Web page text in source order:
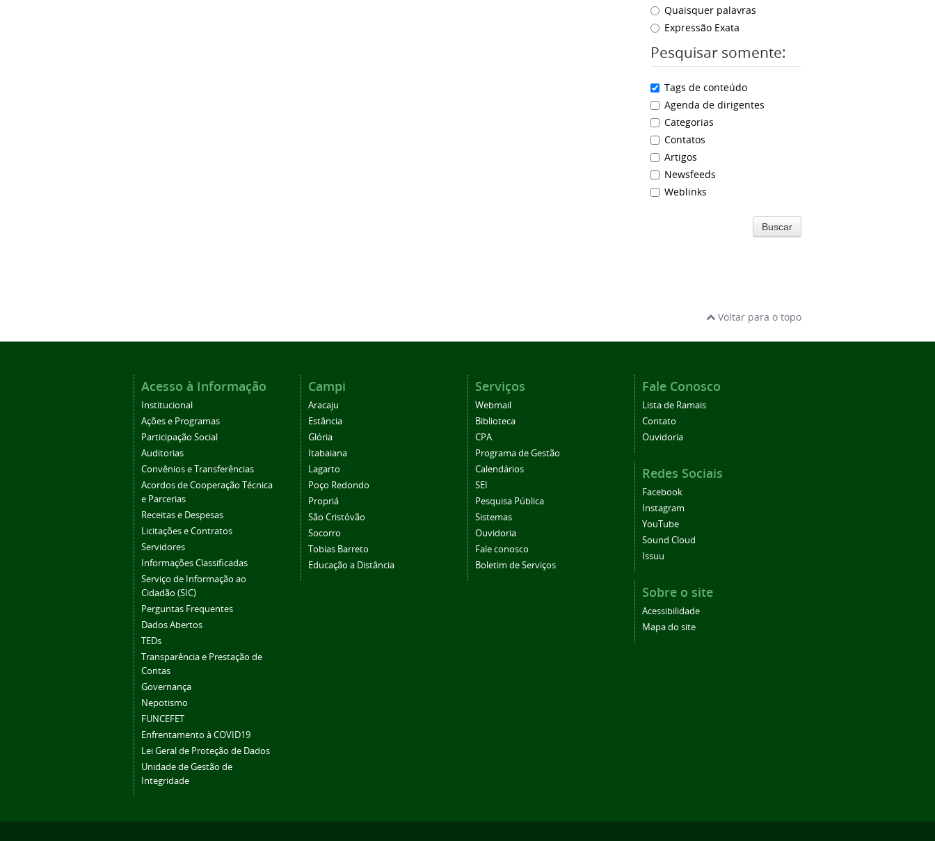
Quaisquer palavras
Expressão Exata
Pesquisar somente:
Tags de conteúdo
Agenda de dirigentes
Categorias
Contatos
Artigos
Newsfeeds
Weblinks
Buscar
Voltar para o topo
Acesso à Informação
Institucional
Ações e Programas
Participação Social
Auditorias
Convênios e Transferências
Acordos de Cooperação Técnica
e Parcerias
Receitas e Despesas
Licitações e Contratos
Servidores
Informações Classificadas
Serviço de Informação ao
Cidadão (SIC)
Perguntas Frequentes
Dados Abertos
TEDs
Transparência e Prestação de
Contas
Governança
Nepotismo
FUNCEFET
Enfrentamento à COVID19
Lei Geral de Proteção de Dados
Unidade de Gestão de
Integridade
Campi
Aracaju
Estância
Glória
Itabaiana
Lagarto
Poço Redondo
Propriá
São Cristóvão
Socorro
Tobias Barreto
Educação a Distância
Serviços
Webmail
Biblioteca
CPA
Programa de Gestão
Calendários
SEI
Pesquisa Pública
Sistemas
Ouvidoria
Fale conosco
Boletim de Serviços
Fale Conosco
Lista de Ramais
Contato
Ouvidoria
Redes Sociais
Facebook
Instagram
YouTube
Sound Cloud
Issuu
Sobre o site
Acessibilidade
Mapa do site